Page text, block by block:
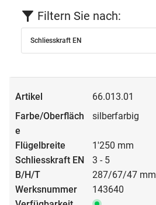
Filtern Sie nach:
Schliesskraft EN
66.013.01
silberfarbig
1'250 mm
3 - 5
287/67/47 mm
143640